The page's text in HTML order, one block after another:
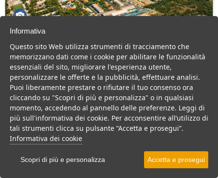
Puglia > Gargano > Vieste
107 Camere
Villaggio a Vieste, con piscina e animazione, ideale per famiglie
con bambini.
Villaggio Hotel
VEDI SU MAPPA
Informativa
Questo sito Web utilizza strumenti di tracciamento che
memorizzano dati come i cookie per abilitare le funzionalità
essenziali del sito, migliorare l'esperienza utente,
personalizzare le offerte e la pubblicità, effettuare analisi.
Puoi liberamente prestare o rifiutare il tuo consenso ora
cliccando su "Scopri di più e personalizza" o in qualsiasi
momento, accedendo al pannello delle preferenze. Leggi di
più sull'informativa dei cookie. Per acconsentire all’utilizzo di
tali strumenti clicca su pulsante “Accetta e prosegui”.
Informativa dei cookie
Scopri di più e personalizza Accetta e prosegui